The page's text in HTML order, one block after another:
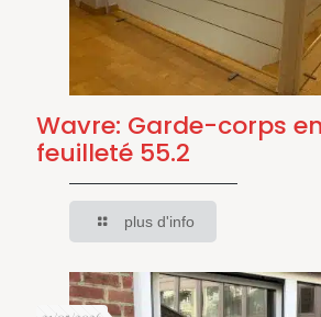
Wavre: Garde-corps
feuilleté 55.2
plus d'info